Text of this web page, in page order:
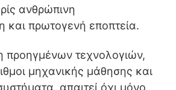
ανθρώπινη
και πρωτογενή εποπτεία.
τεχνολογιών,
μηχανικής μάθησης και
απαιτεί όχι μόνο